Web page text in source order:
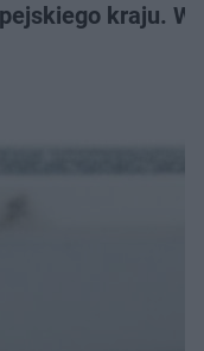
kraju.